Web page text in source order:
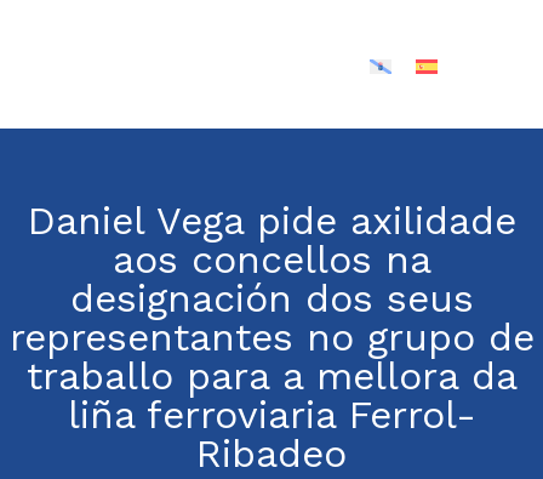
Daniel Vega pide axilidade
aos concellos na
designación dos seus
representantes no grupo de
traballo para a mellora da
liña ferroviaria Ferrol-
Ribadeo